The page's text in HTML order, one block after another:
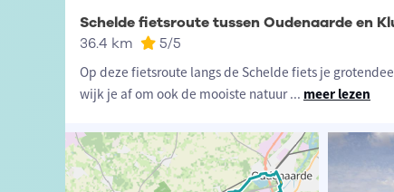
Schelde fietsroute tussen Oudenaarde en
36.4 km 5/5
Op deze fietsroute langs de Schelde fiets je
wijk je af om ook de mooiste natuur... meer lezen